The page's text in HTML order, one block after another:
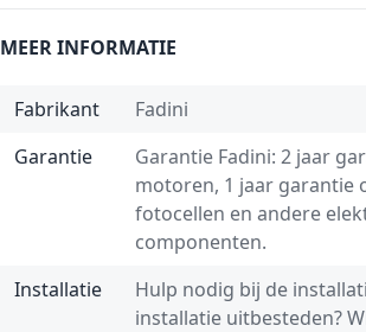
MEER INFORMATIE
Fabrikant
Fadini
Garantie
Garantie Fadini: 2 jaar
motoren, 1 jaar garantie
fotocellen en andere
componenten.
Installatie
Hulp nodig bij de
installatie uitbesteden?